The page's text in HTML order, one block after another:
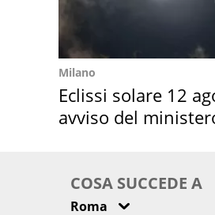
Milano
Eclissi solare 12
avviso del